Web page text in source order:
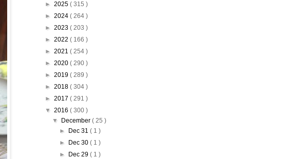
► 2025 ( 315 )
► 2024 ( 264 )
► 2023 ( 203 )
► 2022 ( 166 )
► 2021 ( 254 )
► 2020 ( 290 )
► 2019 ( 289 )
► 2018 ( 304 )
► 2017 ( 291 )
▼ 2016 ( 300 )
▼
December ( 25 )
►
Dec 31( 1 )
►
Dec 30( 1 )
►
Dec 29( 1 )